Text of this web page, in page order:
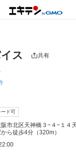
ス 共有
ード可
市北区天神橋３−４−１４
ら徒歩4分（320m）